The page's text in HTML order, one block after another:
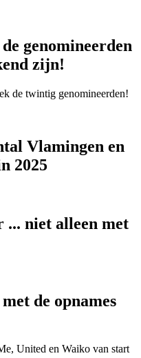
genomineerden
zijn!
de twintig genomineerden!
Vlamingen en
2025
... niet alleen met
de opnames
United en Waiko van start